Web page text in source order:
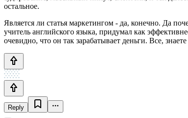
остальное.
Является ли статья маркетингом - да, конечно. Да
учитель английского языка, придумал как
очевидно, что он так зарабатывает деньги. Все,
Reply